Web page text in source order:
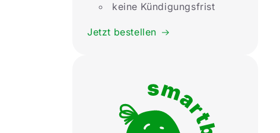
keine Kündigungsfrist
Jetzt bestellen